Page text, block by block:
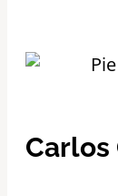
Carlos